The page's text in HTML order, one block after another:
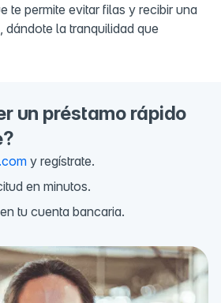
te permite evitar filas y recibir una
dándote la tranquilidad que
un préstamo rápido
y regístrate.
en minutos.
tu cuenta bancaria.